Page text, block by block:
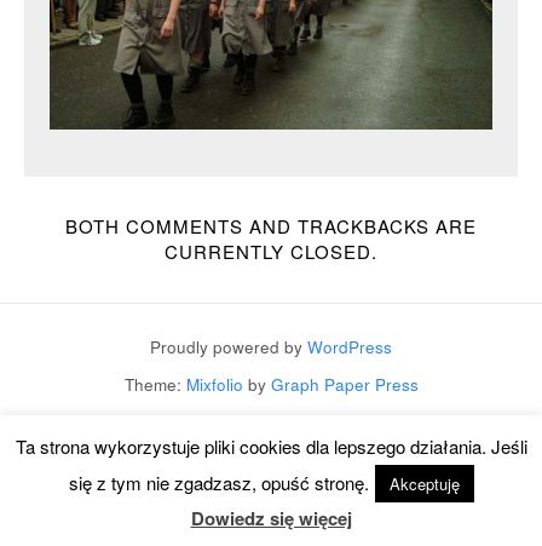
BOTH COMMENTS AND TRACKBACKS ARE
CURRENTLY CLOSED.
Proudly powered by WordPress
Theme: Mixfolio by Graph Paper Press
Ta strona wykorzystuje pliki cookies dla lepszego działania. Jeśli
się z tym nie zgadzasz, opuść stronę.
Akceptuję
Dowiedz się więcej